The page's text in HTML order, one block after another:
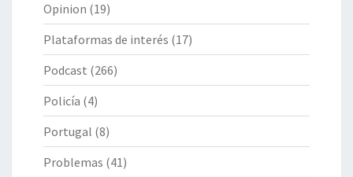
Opinion (19)
Plataformas de interés (17)
Podcast (266)
Policía (4)
Portugal (8)
Problemas (41)